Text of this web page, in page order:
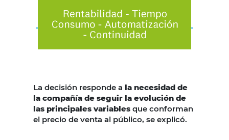
La decisión responde a la necesidad de
la compañía de seguir la evolución de
las principales variables que conforman
el precio de venta al público, se explicó.